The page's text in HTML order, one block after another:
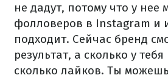
не дадут, потому что у нее
фолловеров в Instagram и
подходит. Сейчас бренд
результат, а сколько у
сколько лайков. Ты